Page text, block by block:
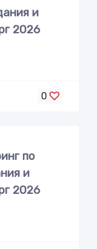
и
2026
0
по
и
2026